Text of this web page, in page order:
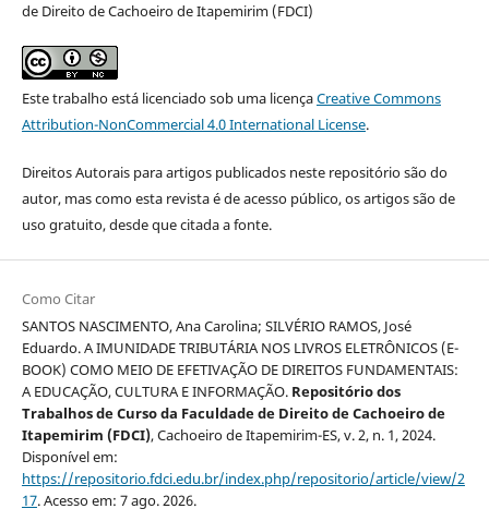
de Direito de Cachoeiro de Itapemirim (FDCI)
Este trabalho está licenciado sob uma licençaCreative Commons
Attribution-NonCommercial 4.0 International License.
Direitos Autorais para artigos publicados neste repositório são do
autor, mas como esta revista é de acesso público, os artigos são de
uso gratuito, desde que citada a fonte.
Como Citar
SANTOS NASCIMENTO, Ana Carolina; SILVÉRIO RAMOS, José
Eduardo. A IMUNIDADE TRIBUTÁRIA NOS LIVROS ELETRÔNICOS (E-
BOOK) COMO MEIO DE EFETIVAÇÃO DE DIREITOS FUNDAMENTAIS:
A EDUCAÇÃO, CULTURA E INFORMAÇÃO. Repositório dos
Trabalhos de Curso da Faculdade de Direito de Cachoeiro de
Itapemirim (FDCI), Cachoeiro de Itapemirim-ES, v. 2, n. 1, 2024.
Disponível em:
https://repositorio.fdci.edu.br/index.php/repositorio/article/view/2
17. Acesso em: 7 ago. 2026.